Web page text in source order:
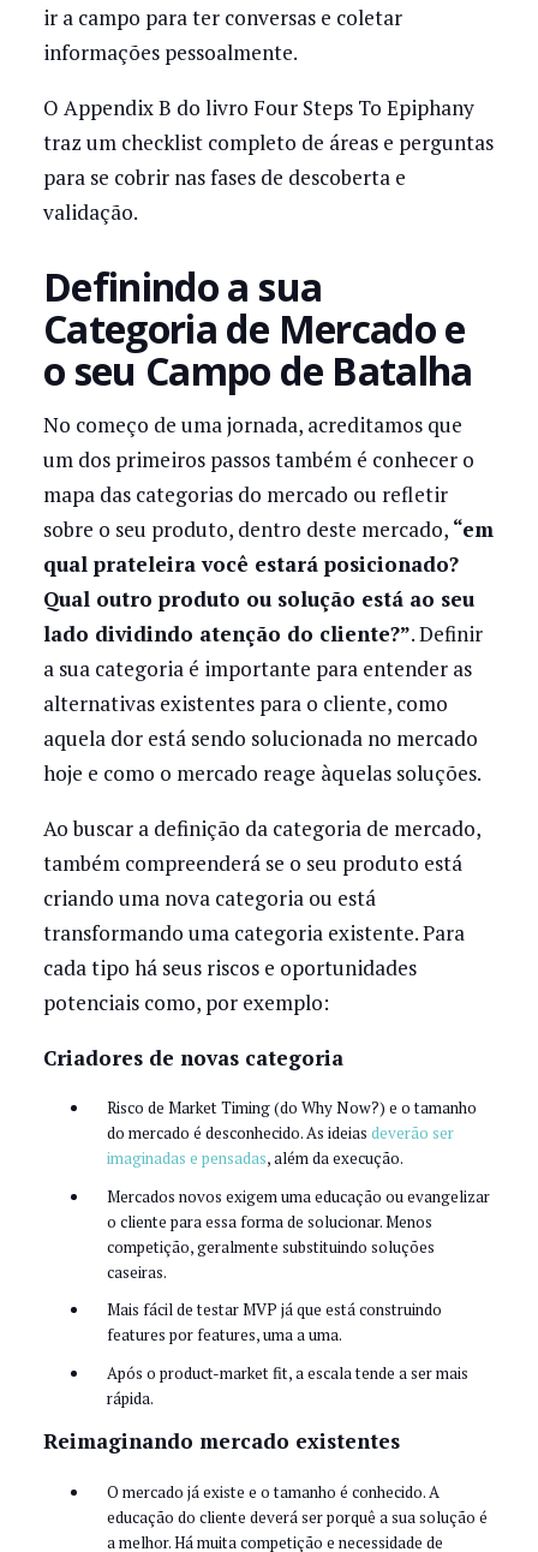
ir a campo para ter conversas e coletar
informações pessoalmente.
O Appendix B do livro Four Steps To Epiphany
traz um checklist completo de áreas e perguntas
para se cobrir nas fases de descoberta e
validação.
Definindo a sua
Categoria de Mercado e
o seu Campo de Batalha
No começo de uma jornada, acreditamos que
um dos primeiros passos também é conhecer o
mapa das categorias do mercado ou refletir
sobre o seu produto, dentro deste mercado, “em
qual prateleira você estará posicionado?
Qual outro produto ou solução está ao seu
lado dividindo atenção do cliente?”. Definir
a sua categoria é importante para entender as
alternativas existentes para o cliente, como
aquela dor está sendo solucionada no mercado
hoje e como o mercado reage àquelas soluções.
Ao buscar a definição da categoria de mercado,
também compreenderá se o seu produto está
criando uma nova categoria ou está
transformando uma categoria existente. Para
cada tipo há seus riscos e oportunidades
potenciais como, por exemplo:
Criadores de novas categoria
Risco de Market Timing (do Why Now?) e o tamanho
do mercado é desconhecido. As ideias deverão ser
imaginadas e pensadas, além da execução.
Mercados novos exigem uma educação ou evangelizar
o cliente para essa forma de solucionar. Menos
competição, geralmente substituindo soluções
caseiras.
Mais fácil de testar MVP já que está construindo
features por features, uma a uma.
Após o product-market fit, a escala tende a ser mais
rápida.
Reimaginando mercado existentes
O mercado já existe e o tamanho é conhecido. A
educação do cliente deverá ser porquê a sua solução é
a melhor. Há muita competição e necessidade de